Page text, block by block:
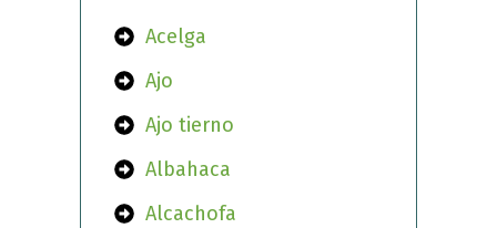
Acelga
Ajo
Ajo tierno
Albahaca
Alcachofa